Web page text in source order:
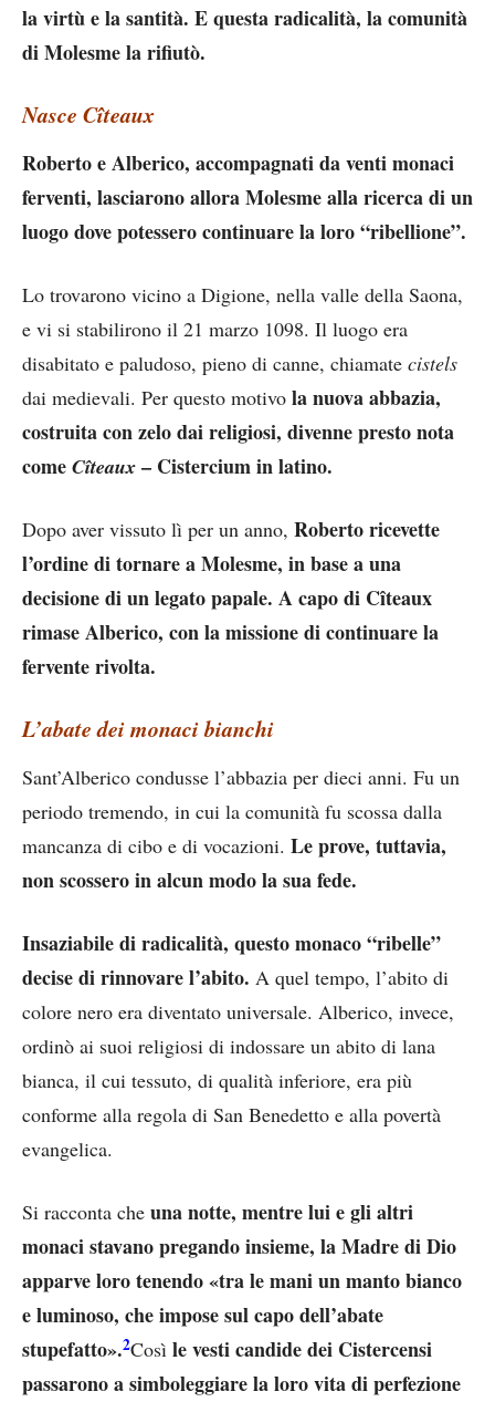
la virtù e la santità. E questa radicalità, la comunità
di Molesme la rifiutò.
Nasce Cîteaux
Roberto e Alberico, accompagnati da venti monaci
ferventi, lasciarono allora Molesme alla ricerca di un
luogo dove potessero continuare la loro “ribellione”.
Lo trovarono vicino a Digione, nella valle della Saona,
e vi si stabilirono il 21 marzo 1098. Il luogo era
disabitato e paludoso, pieno di canne, chiamate cistels
dai medievali. Per questo motivo la nuova abbazia,
costruita con zelo dai religiosi, divenne presto nota
come Cîteaux – Cistercium in latino.
Dopo aver vissuto lì per un anno, Roberto ricevette
l’ordine di tornare a Molesme, in base a una
decisione di un legato papale. A capo di Cîteaux
rimase Alberico, con la missione di continuare la
fervente rivolta.
L’abate dei monaci bianchi
Sant’Alberico condusse l’abbazia per dieci anni. Fu un
periodo tremendo, in cui la comunità fu scossa dalla
mancanza di cibo e di vocazioni. Le prove, tuttavia,
non scossero in alcun modo la sua fede.
Insaziabile di radicalità, questo monaco “ribelle”
decise di rinnovare l’abito. A quel tempo, l’abito di
colore nero era diventato universale. Alberico, invece,
ordinò ai suoi religiosi di indossare un abito di lana
bianca, il cui tessuto, di qualità inferiore, era più
conforme alla regola di San Benedetto e alla povertà
evangelica.
Si racconta che una notte, mentre lui e gli altri
monaci stavano pregando insieme, la Madre di Dio
apparve loro tenendo «tra le mani un manto bianco
e luminoso, che impose sul capo dell’abate
stupefatto».2Così le vesti candide dei Cistercensi
passarono a simboleggiare la loro vita di perfezione